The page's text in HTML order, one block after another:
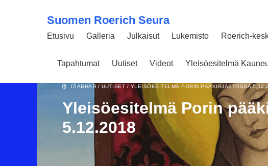
Suomen Roerich Seura
Etusivu Galleria Julkaisut Lukemisto Roerich-
Tapahtumat Uutiset Videot Yleisöesitelmä
ГЛАВНАЯ / UUTISET /YLEISÖESITELMÄ PORIN PÄÄKIRJASTOSSA
Yleisöesitelmä Porin
5.12.2018